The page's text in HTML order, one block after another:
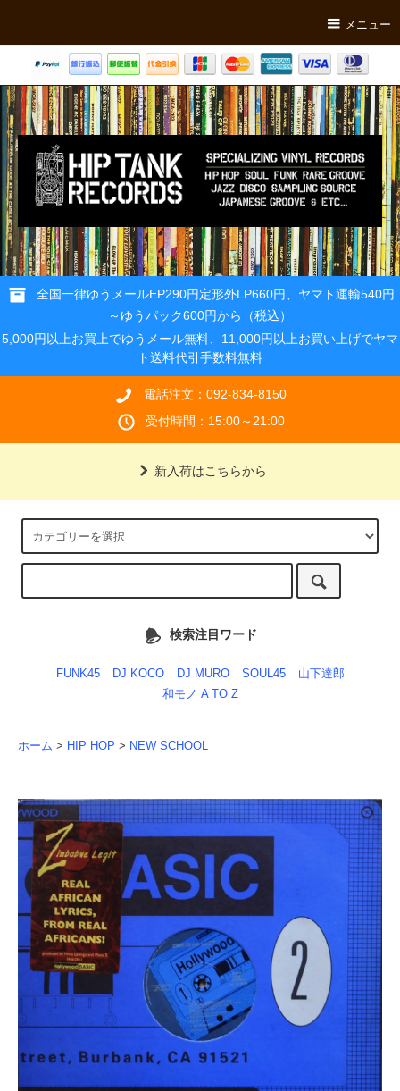
メニュー
全国一律ゆうメールEP290円定形外LP660円、ヤマト運輸540円
～ゆうパック600円から（税込）
5,000円以上お買上でゆうメール無料、11,000円以上お買い上げでヤマ
ト送料代引手数料無料
電話注文：092-834-8150
受付時間：15:00～21:00
新入荷はこちらから
検索注目ワード
FUNK45 DJ KOCO DJ MURO SOUL45
山下達郎
和モノ A TO Z
ホーム > HIP HOP > NEW SCHOOL